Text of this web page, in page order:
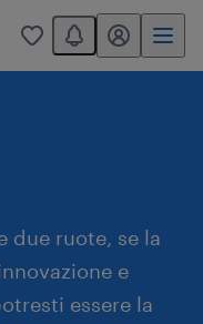
0
You have 0
my randstad
due ruote, se la
e
essere la